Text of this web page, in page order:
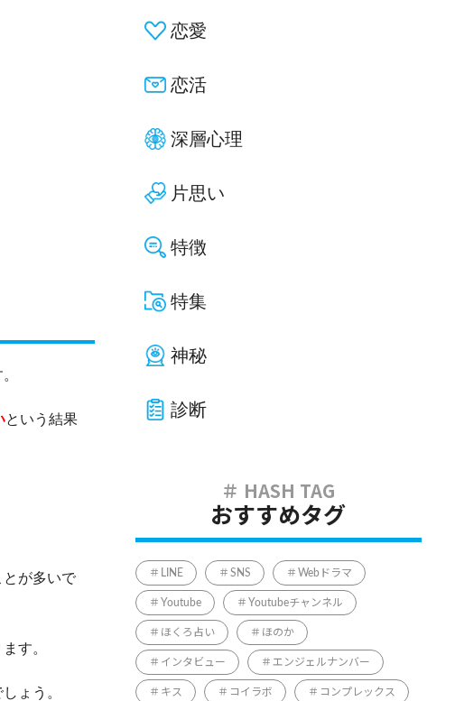
という結果
が多いで
す。
ょう。
恋愛
恋活
深層心理
片思い
特徴
特集
神秘
診断
おすすめタグ
LINE SNS Webドラマ
Youtube Youtubeチャンネル
ほくろ占い ほのか
インタビュー エンジェルナンバー
キス コイラボ コンプレックス